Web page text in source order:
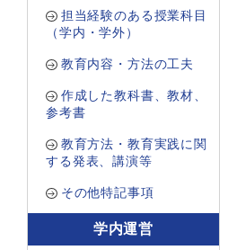
担当経験のある授業科目
（学内・学外）
教育内容・方法の工夫
作成した教科書、教材、
参考書
教育方法・教育実践に関
する発表、講演等
その他特記事項
学内運営